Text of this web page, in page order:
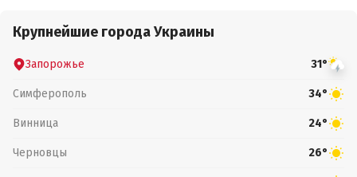
Крупнейшие города Украины
Запорожье 31°
Симферополь 34°
Винница 24°
Черновцы 26°